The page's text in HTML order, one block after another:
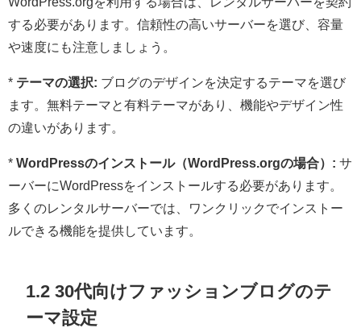
する必要があります。信頼性の高いサーバーを選び、容量
や速度にも注意しましょう。
* テーマの選択: ブログのデザインを決定するテーマを選び
ます。無料テーマと有料テーマがあり、機能やデザイン性
の違いがあります。
* WordPressのインストール（WordPress.orgの場合）: サ
ーバーにWordPressをインストールする必要があります。
多くのレンタルサーバーでは、ワンクリックでインストー
ルできる機能を提供しています。
1.2 30代向けファッションブログのテ
ーマ設定